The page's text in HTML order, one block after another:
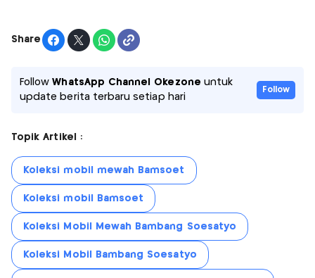
Share
FollowWhatsApp Channel Okezone untuk
update berita terbaru setiap hari
Follow
Topik Artikel :
Koleksi mobil mewah Bamsoet
Koleksi mobil Bamsoet
Koleksi Mobil Mewah Bambang Soesatyo
Koleksi Mobil Bambang Soesatyo